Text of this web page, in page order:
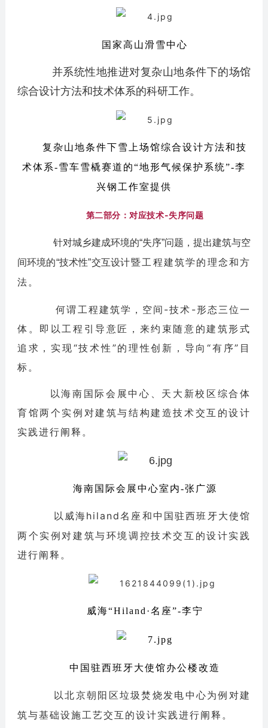
国家高山滑雪中心
并系统性地推进对复杂山地条件下的场馆
综合设计方法和技术体系的科研工作。
复杂山地条件下雪上场馆综合设计方法和技
术体系-雪车雪橇赛道的“地形气候保护系统”-李
兴钢工作室提供
第二部分：对应技术-失序问题
针对城乡建成环境的“失序”问题，提出建筑与空
间环境的“技术性”交互设计暨工程建筑学的理念和方
法。
何谓工程建筑学，空间-技术-形态三位一
体。即以工程引导意匠，来约束随意的建筑形式
追求，实现“技术性”的理性创新，导向“有序”目
标。
以海南国际会展中心、天大新校区综合体
育馆两个实例对建筑与结构建造技术交互的设计
实践进行阐释。
海南国际会展中心室内-张广源
以威海hiland名座和中国驻西班牙大使馆
两个实例对建筑与环境调控技术交互的设计实践
进行阐释。
威海“Hiland·名座”-李宁
中国驻西班牙大使馆办公楼改造
以北京朝阳区垃圾焚烧发电中心为例对建
筑与基础设施工艺交互的设计实践进行阐释。